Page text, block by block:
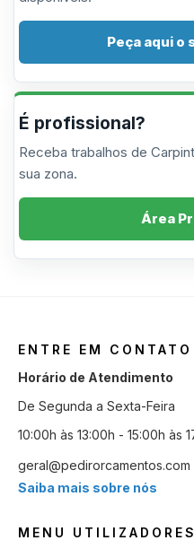
Peça aqui o
É profissional?
Receba trabalhos de
sua zona.
Área
ENTRE EM CONTATO
Horário de Atendimento
De Segunda a Sexta-Feira
10:00h às 13:00h - 15:00h às
geral@pedirorcamentos.com
Saiba mais sobre nós
MENU UTILIZADORES